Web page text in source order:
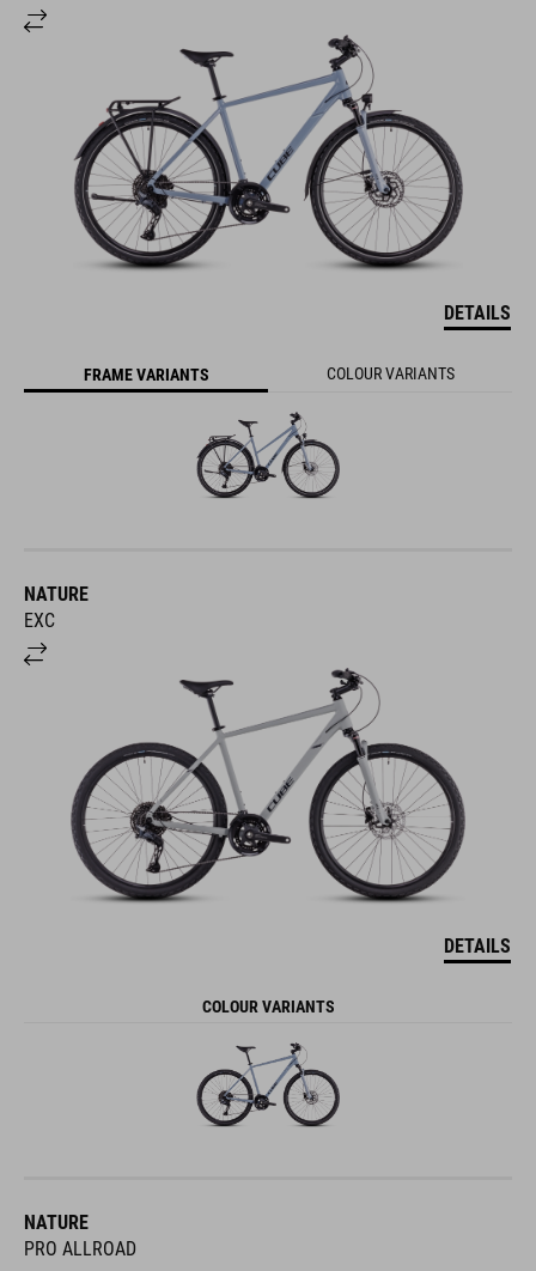
DETAILS
FRAME VARIANTS COLOUR VARIANTS
NATURE
EXC
DETAILS
COLOUR VARIANTS
NATURE
PRO ALLROAD